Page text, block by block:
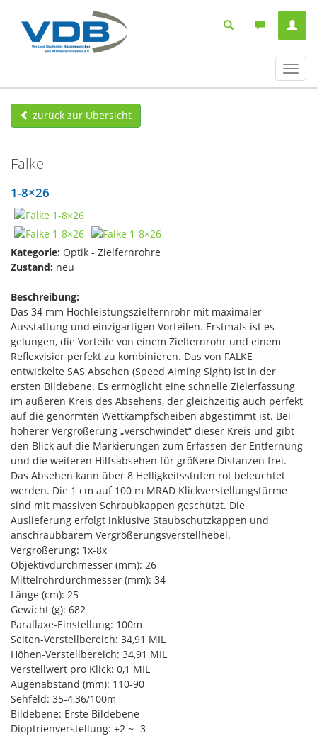
ein-/
zurück zur Übersicht
Falke
1-8×26
Kategorie: Optik - Zielfernrohre
Zustand: neu
Beschreibung:
Das 34 mm Hochleistungszielfernrohr mit maximaler
Ausstattung und einzigartigen Vorteilen. Erstmals ist es
gelungen, die Vorteile von einem Zielfernrohr und einem
Reflexvisier perfekt zu kombinieren. Das von FALKE
entwickelte SAS Absehen (Speed Aiming Sight) ist in der
ersten Bildebene. Es ermöglicht eine schnelle Zielerfassung
im äußeren Kreis des Absehens, der gleichzeitig auch perfekt
auf die genormten Wettkampfscheiben abgestimmt ist. Bei
höherer Vergrößerung „verschwindet“ dieser Kreis und gibt
den Blick auf die Markierungen zum Erfassen der Entfernung
und die weiteren Hilfsabsehen für größere Distanzen frei.
Das Absehen kann über 8 Helligkeitsstufen rot beleuchtet
werden. Die 1 cm auf 100 m MRAD Klickverstellungstürme
sind mit massiven Schraubkappen geschützt. Die
Auslieferung erfolgt inklusive Staubschutzkappen und
anschraubbarem Vergrößerungsverstellhebel.
Vergrößerung: 1x-8x
Objektivdurchmesser (mm): 26
Mittelrohrdurchmesser (mm): 34
Länge (cm): 25
Gewicht (g): 682
Parallaxe-Einstellung: 100m
Seiten-Verstellbereich: 34,91 MIL
Höhen-Verstellbereich: 34,91 MIL
Verstellwert pro Klick: 0,1 MIL
Augenabstand (mm): 110-90
Sehfeld: 35-4,36/100m
Bildebene: Erste Bildebene
Dioptrienverstellung: +2 ~ -3